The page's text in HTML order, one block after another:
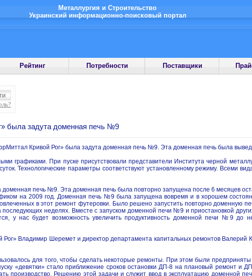
Металлургия и Строительство
Украинский информационно-поисковый портал
Рейтинг Потребности Поставщики
была задута доменная печь №9
Кривой Рог» была задута доменная печь №9. Эта доменная печь была
графиками. При пуске присутствовали представители Института черной
Технологические параметры соответствуют установленному режиму. Всеми
печь №9. Эта доменная печь была повторно запущена после 6 месяцев
на 2009 год. Доменная печь №9 была запущена вовремя и в хорошем
в этот ремонт футеровки. Было решено запустить повторно доменную
неделях. Вместе с запуском доменной печи №9 и приостановкой
у нас будет возможность увеличить продуктивность доменной печи №9 до
Владимир Шеремет и директор департамента капитальных ремонтов
для того, чтобы сделать некоторые ремонты. При этом были
«девятки» стало приближение сроков остановки ДП-8 на плановый ремонт и
производство. Решению этой задачи и служит ввод в эксплуатацию доменной